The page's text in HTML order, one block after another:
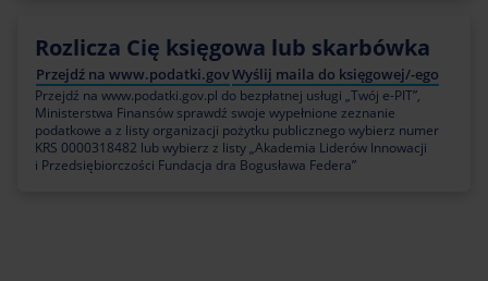
Rozlicza Cię księgowa lub skarbówka
Przejdź na www.podatki.govWyślij maila do księgowej/-ego
Przejdź na www.podatki.gov.pl do bezpłatnej usługi „Twój e-PIT”,
Ministerstwa Finansów sprawdź swoje wypełnione zeznanie
podatkowe a z listy organizacji pożytku publicznego wybierz numer
KRS 0000318482 lub wybierz z listy „Akademia Liderów Innowacji
i Przedsiębiorczości Fundacja dra Bogusława Federa”